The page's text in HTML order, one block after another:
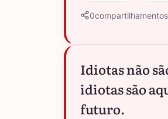
0compartilhamentos
Idiotas não
idiotas são
futuro.